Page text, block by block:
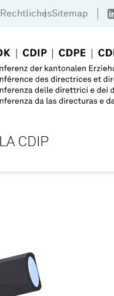
RechtlichesSitemap
LA CDIP